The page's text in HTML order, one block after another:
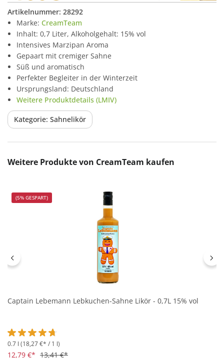
Artikelnummer: 28292
Marke: CreamTeam
Inhalt: 0,7 Liter, Alkoholgehalt: 15% vol
Intensives Marzipan Aroma
Gepaart mit cremiger Sahne
Süß und aromatisch
Perfekter Begleiter in der Winterzeit
Ursprungsland: Deutschland
Weitere Produktdetails (LMIV)
Kategorie: Sahnelikör
Produktgalerie überspringen
Weitere Produkte von CreamTeam kaufen
(5% GESPART)
Captain Lebemann Lebkuchen-Sahne Likör - 0,7L 15% vol
Durchschnittliche Bewertung von 4.7 von 5 Sternen
0.7 l (18,27 €* / 1 l)
12,79 €* 13,41 €*